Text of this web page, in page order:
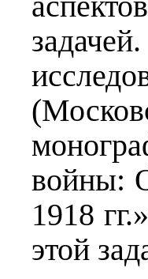
войны:
1918
этой